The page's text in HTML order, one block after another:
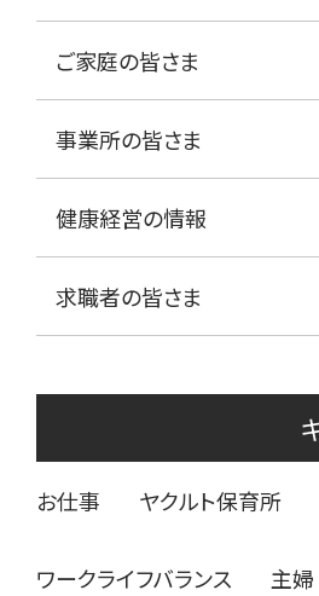
ご家庭の皆さま
事業所の皆さま
健康経営の情報
求職者の皆さま
お仕事 ヤクルト保育所
ワークライフバランス 主婦